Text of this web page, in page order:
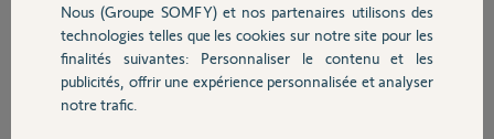
Sécurité
Domotique
boîtiers puisque le circuit imprimé
fonctionne très bien.
Merci par avance pour votre aide et bonne
journée
Nous (Groupe SOMFY) et nos partenaires utilisons des
technologies telles que les cookies sur notre site pour les
finalités suivantes: Personnaliser le contenu et les
publicités, offrir une expérience personnalisée et analyser
notre trafic.